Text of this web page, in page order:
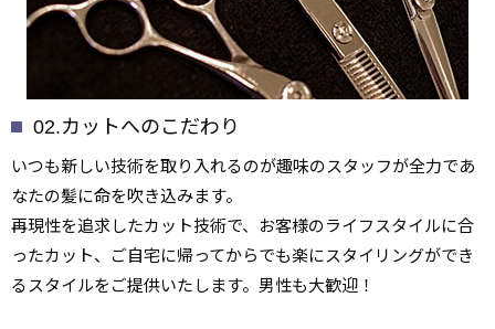
02.カットへのこだわり
いつも新しい技術を取り入れるのが趣味のスタッフが全力であ
なたの髪に命を吹き込みます。
再現性を追求したカット技術で、お客様のライフスタイルに合
ったカット、ご自宅に帰ってからでも楽にスタイリングができ
るスタイルをご提供いたします。男性も大歓迎！